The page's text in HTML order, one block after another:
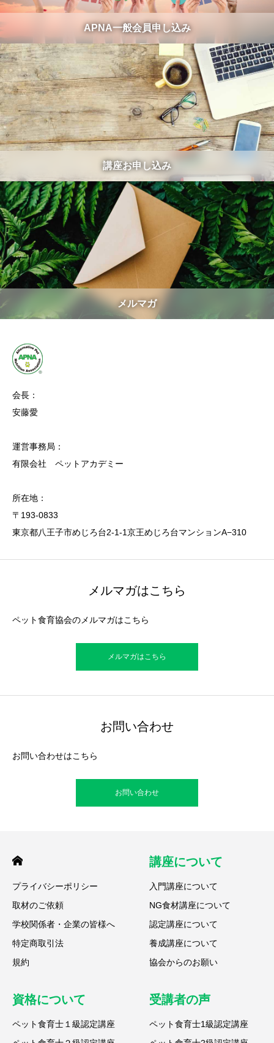
APNA一般会員申し込み
講座お申し込み
メルマガ
会長：
安藤愛
運営事務局：
有限会社 ペットアカデミー
所在地：
〒193-0833
東京都八王子市めじろ台2-1-1京王めじろ台マンションA−310
メルマガはこちら
ペット食育協会のメルマガはこちら
メルマガはこちら
お問い合わせ
お問い合わせはこちら
お問い合わせ
プライバシーポリシー
取材のご依頼
学校関係者・企業の皆様へ
特定商取引法
規約
講座について
入門講座について
NG食材講座について
認定講座について
養成講座について
協会からのお願い
資格について
ペット食育士１級認定講座
受講者の声
ペット食育士1級認定講座